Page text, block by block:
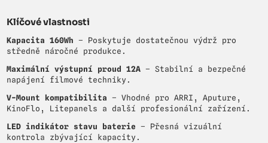
Klíčové vlastnosti
Kapacita 160Wh – Poskytuje dostatečnou výdrž pro
středně náročné produkce.
Maximální výstupní proud 12A – Stabilní a bezpečné
napájení filmové techniky.
V-Mount kompatibilita – Vhodné pro ARRI, Aputure,
KinoFlo, Litepanels a další profesionální zařízení.
LED indikátor stavu baterie – Přesná vizuální
kontrola zbývající kapacity.